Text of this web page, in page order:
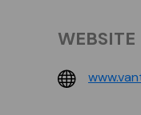
WEBSITE